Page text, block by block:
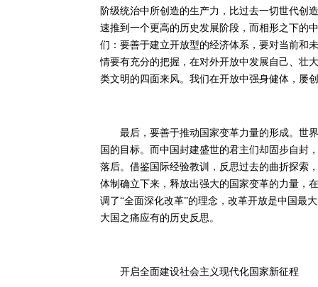
阶级统治中所创造的生产力，比过去一切世代创
速推到一个更高的历史发展阶段，而相形之下的
们：要善于建立开放型的经济体系，要对当前和
情要有充分的把握，在对外开放中发展自己、壮
类文明的四面来风。我们在开放中强身健体，屡
最后，要善于推动国家变革力量的形成。世界
国的目标。而中国封建盛世的君主们却固步自封
落后。借鉴国际经验教训，反思过去的曲折探索
体制确立下来，释放出强大的国家变革的力量，
调了“全面深化改革”的理念，改革开放是中国最
大国之痛应有的历史反思。
开启全面建设社会主义现代化国家新征程